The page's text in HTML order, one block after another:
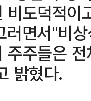
비도덕적
러면서"비
주주들은
밝혔다.